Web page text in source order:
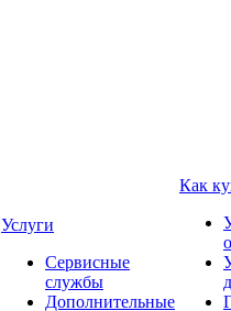
Услуги
Сервисные
службы
Дополнительные
Как